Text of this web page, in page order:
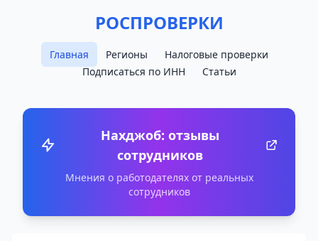
РОСПРОВЕРКИ
Главная Регионы
Налоговые проверки
Подписаться по ИНН
Статьи
Нахджоб: отзывы
сотрудников
Мнения о работодателях от реальных
сотрудников